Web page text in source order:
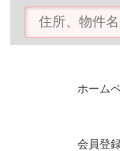
ホーム
会員登